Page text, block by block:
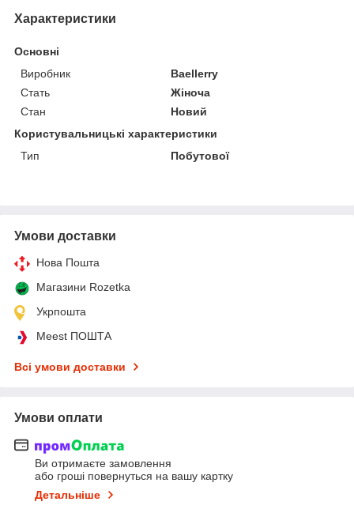
Характеристики
Основні
Виробник
Baellerry
Стать
Жіноча
Стан
Новий
Користувальницькі характеристики
Тип
Побутової
Умови доставки
Нова Пошта
Магазини Rozetka
Укрпошта
Meest ПОШТА
Всі умови доставки
Умови оплати
Ви отримаєте замовлення
або гроші повернуться на вашу картку
Детальніше